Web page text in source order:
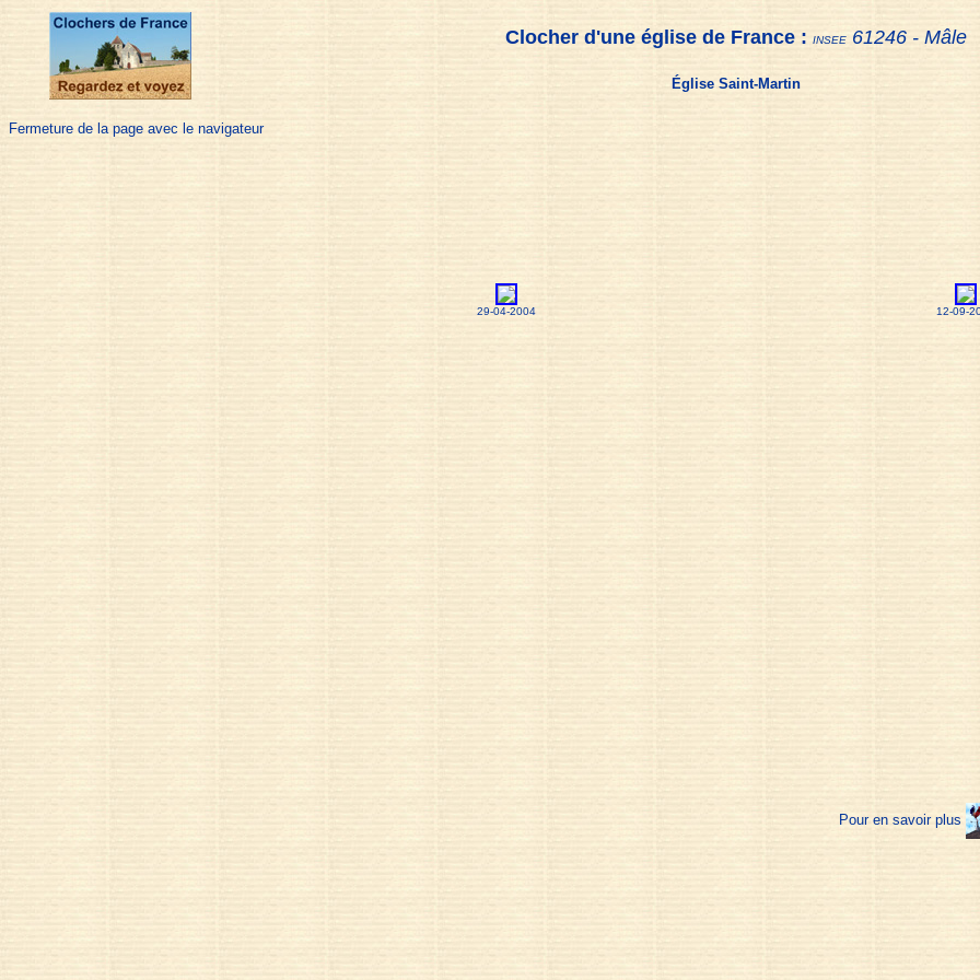
Clocher d'une église de France : INSEE61246 - Mâle
Église Saint-Martin
Fermeture de la page avec le navigateur
29-04-2004 12-09-
Pour en savoir plus